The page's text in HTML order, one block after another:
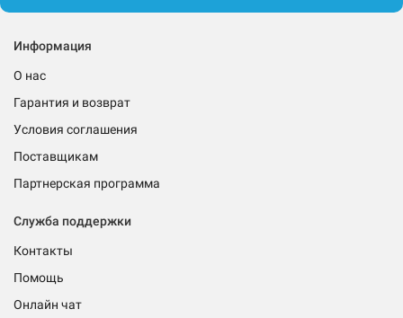
Информация
О нас
Гарантия и возврат
Условия соглашения
Поставщикам
Партнерская программа
Служба поддержки
Контакты
Помощь
Онлайн чат